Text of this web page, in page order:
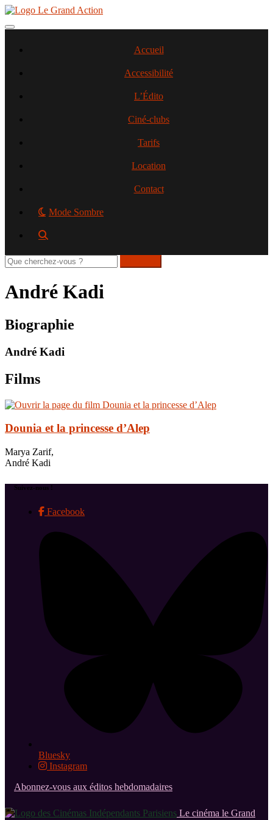
Aller
contenu
Toggle navigation
Accueil
Accessibilité
L’Édito
Ciné-clubs
Tarifs
Location
Contact
Mode Sombre
Rechercher
sur
site
André Kadi
Biographie
André Kadi
Films
Dounia et la princesse d’Alep
Marya Zarif,
André Kadi
Suivez-nous !
Facebook
Bluesky
Instagram
Abonnez-vous aux éditos hebdomadaires
Le cinéma le Grand